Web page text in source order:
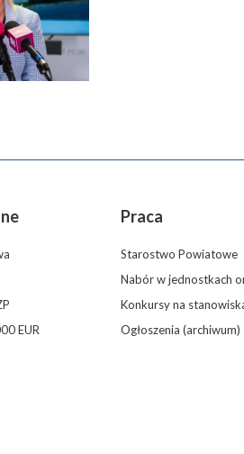
EUR
Praca
Starostwo Powiatowe
Nabór w jednostkach
Konkursy na
Ogłoszenia (archiwum)